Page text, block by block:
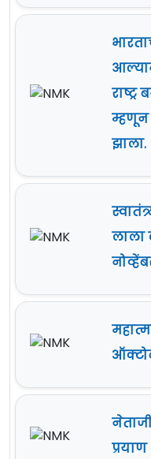
राष्ट्र
म्हणून
झाला.
लाला
प्रयाण